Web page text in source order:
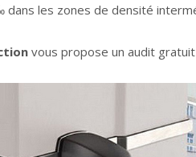
les zones de densité
vous propose un audit